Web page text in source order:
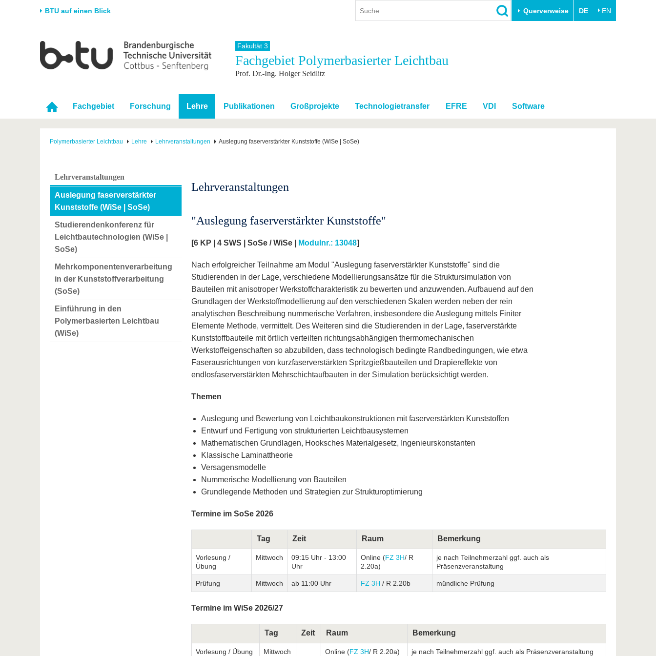
BTU auf einen Blick Querverweise DE EN
Universität
Karriere & Engagement
Partnerschaften &
Strukturwandel
Forschung
Förderung
Wissenschaftlicher
Nachwuchs
Studium
Studienangebot
Im Studium
Nach dem Studium
International
Internationales Profil
Mit der BTU ins Ausland
Für internationale
Studierende
Kontakt
Weiterbildung
Innovative Transferprojekte
Sport & Gesundheit
BTU & Region erleben
Fakultät 3
Fachgebiet Polymerbasierter Leichtbau
Prof. Dr.-Ing. Holger Seidlitz
Fachgebiet Forschung Lehre Publikationen Großprojekte Technologietransfer EFRE VDI Software
Polymerbasierter Leichtbau Lehre Lehrveranstaltungen Auslegung faserverstärkter Kunststoffe (WiSe | SoSe)
Lehrveranstaltungen
Auslegung faserverstärkter
Kunststoffe (WiSe | SoSe)
Studierendenkonferenz für
Leichtbautechnologien (WiSe |
SoSe)
Mehrkomponentenverarbeitung
in der Kunststoffverarbeitung
(SoSe)
Einführung in den
Polymerbasierten Leichtbau
(WiSe)
Lehrveranstaltungen
"Auslegung faserverstärkter Kunststoffe"
[6 KP | 4 SWS | SoSe / WiSe | Modulnr.: 13048]
Nach erfolgreicher Teilnahme am Modul "Auslegung faserverstärkter Kunststoffe" sind die
Studierenden in der Lage, verschiedene Modellierungsansätze für die Struktursimulation von
Bauteilen mit anisotroper Werkstoffcharakteristik zu bewerten und anzuwenden. Aufbauend auf den
Grundlagen der Werkstoffmodellierung auf den verschiedenen Skalen werden neben der rein
analytischen Beschreibung nummerische Verfahren, insbesondere die Auslegung mittels Finiter
Elemente Methode, vermittelt. Des Weiteren sind die Studierenden in der Lage, faserverstärkte
Kunststoffbauteile mit örtlich verteilten richtungsabhängigen thermomechanischen
Werkstoffeigenschaften so abzubilden, dass technologisch bedingte Randbedingungen, wie etwa
Faserausrichtungen von kurzfaserverstärkten Spritzgießbauteilen und Drapiereffekte von
endlosfaserverstärkten Mehrschichtaufbauten in der Simulation berücksichtigt werden.
Themen
Auslegung und Bewertung von Leichtbaukonstruktionen mit faserverstärkten Kunststoffen
Entwurf und Fertigung von strukturierten Leichtbausystemen
Mathematischen Grundlagen, Hooksches Materialgesetz, Ingenieurskonstanten
Klassische Laminattheorie
Versagensmodelle
Nummerische Modellierung von Bauteilen
Grundlegende Methoden und Strategien zur Strukturoptimierung
Termine im SoSe 2026
Tag Zeit Raum Bemerkung
Vorlesung /
Übung
Mittwoch
09:15 Uhr - 13:00
Uhr
Online (FZ 3H/ R
2.20a)
je nach Teilnehmerzahl ggf. auch als
Präsenzveranstaltung
Prüfung Mittwoch ab 11:00 Uhr FZ 3H / R 2.20b mündliche Prüfung
Termine im WiSe 2026/27
Tag Zeit Raum Bemerkung
Vorlesung / Übung Mittwoch Online (FZ 3H/ R 2.20a) je nach Teilnehmerzahl ggf. auch als Präsenzveranstaltung